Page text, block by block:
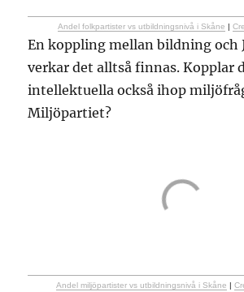
Andel folkpartister vs utbildningsnivå i Skåne |
En koppling mellan bildning och
verkar det alltså finnas. Kopplar
intellektuella också ihop
Miljöpartiet?
Andel miljöpartister vs utbildningsnivå i Skåne |